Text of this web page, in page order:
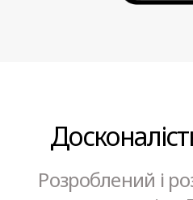
Розроблений і